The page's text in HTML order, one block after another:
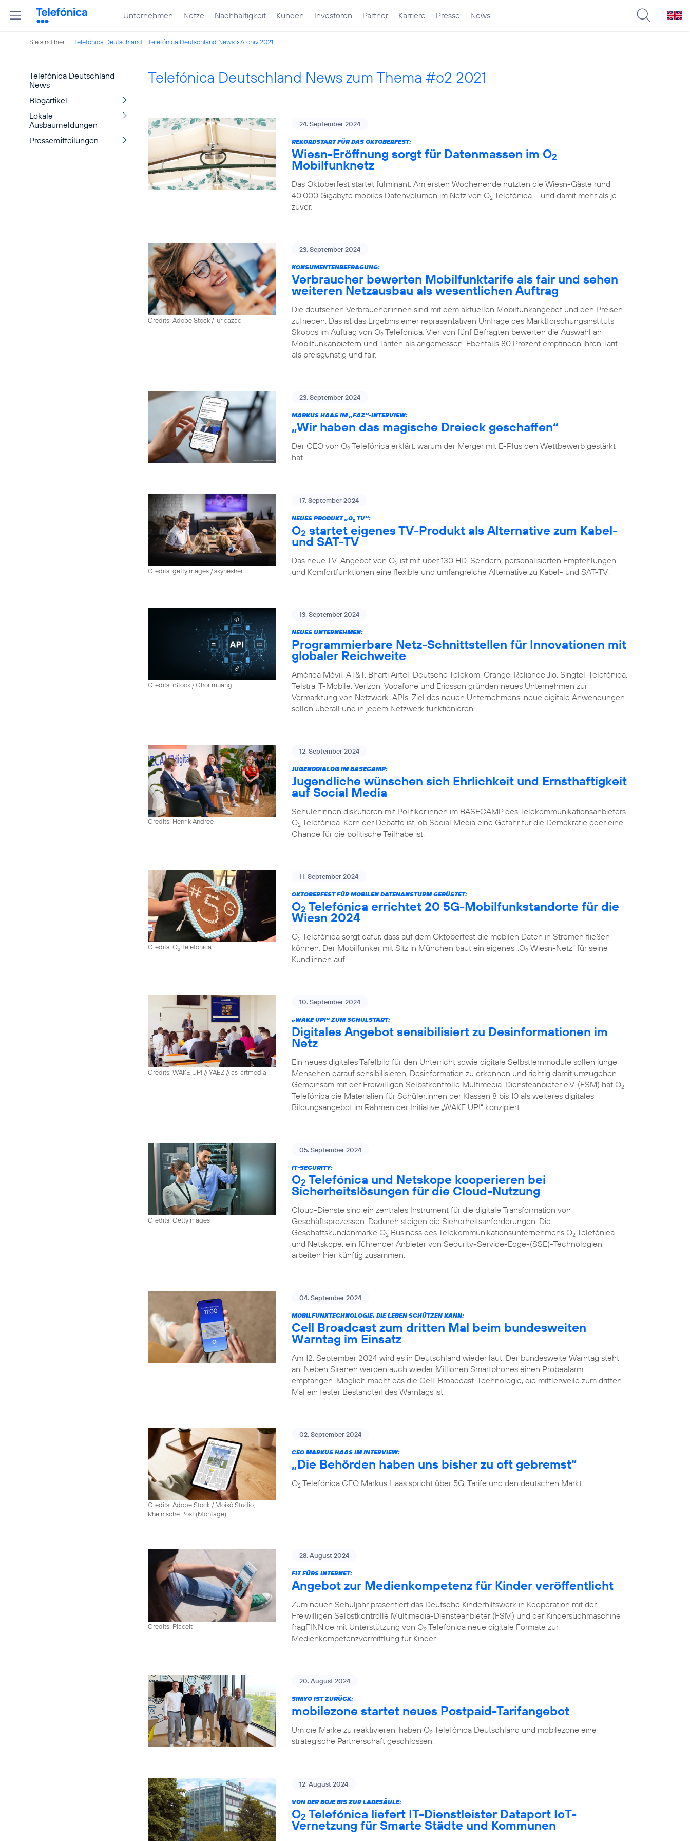
Unternehmen Netze Nachhaltigkeit Kunden Investoren Partner Karriere Presse News
Sie sind hier: Telefónica Deutschland Telefónica Deutschland News Archiv 2021
Telefónica Deutschland
News
Blogartikel
Lokale
Ausbaumeldungen
Pressemitteilungen
Telefónica Deutschland News zum Thema #o2 2021
24. September 2024
REKORDSTART FÜR DAS OKTOBERFEST:
Wiesn-Eröffnung sorgt für Datenmassen im O2
Mobilfunknetz
Das Oktoberfest startet fulminant: Am ersten Wochenende nutzten die Wiesn-Gäste rund
40.000 Gigabyte mobiles Datenvolumen im Netz von O2 Telefónica – und damit mehr als je
zuvor.
Credits: Adobe Stock / iuricazac
23. September 2024
KONSUMENTENBEFRAGUNG:
Verbraucher bewerten Mobilfunktarife als fair und sehen
weiteren Netzausbau als wesentlichen Auftrag
Die deutschen Verbraucher:innen sind mit dem aktuellen Mobilfunkangebot und den Preisen
zufrieden. Das ist das Ergebnis einer repräsentativen Umfrage des Marktforschungsinstituts
Skopos im Auftrag von O2 Telefónica. Vier von fünf Befragten bewerten die Auswahl an
Mobilfunkanbietern und Tarifen als angemessen. Ebenfalls 80 Prozent empfinden ihren Tarif
als preisgünstig und fair.
23. September 2024
MARKUS HAAS IM „FAZ“-INTERVIEW:
„Wir haben das magische Dreieck geschaffen“
Der CEO von O2 Telefónica erklärt, warum der Merger mit E-Plus den Wettbewerb gestärkt
hat
Credits: gettyimages / skynesher
17. September 2024
NEUES PRODUKT „O2 TV“:
O2 startet eigenes TV-Produkt als Alternative zum Kabel-
und SAT-TV
Das neue TV-Angebot von O2 ist mit über 130 HD-Sendern, personalisierten Empfehlungen
und Komfortfunktionen eine flexible und umfangreiche Alternative zu Kabel- und SAT-TV.
Credits: iStock / Chor muang
13. September 2024
NEUES UNTERNEHMEN:
Programmierbare Netz-Schnittstellen für Innovationen mit
globaler Reichweite
América Móvil, AT&T, Bharti Airtel, Deutsche Telekom, Orange, Reliance Jio, Singtel, Telefónica,
Telstra, T-Mobile, Verizon, Vodafone und Ericsson gründen neues Unternehmen zur
Vermarktung von Netzwerk-APIs. Ziel des neuen Unternehmens: neue digitale Anwendungen
sollen überall und in jedem Netzwerk funktionieren.
Credits: Henrik Andree
12. September 2024
JUGENDDIALOG IM BASECAMP:
Jugendliche wünschen sich Ehrlichkeit und Ernsthaftigkeit
auf Social Media
Schüler:innen diskutieren mit Politiker:innen im BASECAMP des Telekommunikationsanbieters
O2 Telefónica. Kern der Debatte ist, ob Social Media eine Gefahr für die Demokratie oder eine
Chance für die politische Teilhabe ist.
Credits: O2Telefónica
11. September 2024
OKTOBERFEST FÜR MOBILEN DATENANSTURM GERÜSTET:
O2 Telefónica errichtet 20 5G-Mobilfunkstandorte für die
Wiesn 2024
O2 Telefónica sorgt dafür, dass auf dem Oktoberfest die mobilen Daten in Strömen fließen
können. Der Mobilfunker mit Sitz in München baut ein eigenes „O2 Wiesn-Netz“ für seine
Kund:innen auf.
Credits: WAKE UP! // YAEZ // as-artmedia
10. September 2024
„WAKE UP!“ ZUM SCHULSTART:
Digitales Angebot sensibilisiert zu Desinformationen im
Netz
Ein neues digitales Tafelbild für den Unterricht sowie digitale Selbstlernmodule sollen junge
Menschen darauf sensibilisieren, Desinformation zu erkennen und richtig damit umzugehen.
Gemeinsam mit der Freiwilligen Selbstkontrolle Multimedia-Diensteanbieter e.V. (FSM) hat O2
Telefónica die Materialien für Schüler:innen der Klassen 8 bis 10 als weiteres digitales
Bildungsangebot im Rahmen der Initiative „WAKE UP!“ konzipiert.
Credits: Gettyimages
05. September 2024
IT-SECURITY:
O2 Telefónica und Netskope kooperieren bei
Sicherheitslösungen für die Cloud-Nutzung
Cloud-Dienste sind ein zentrales Instrument für die digitale Transformation von
Geschäftsprozessen. Dadurch steigen die Sicherheitsanforderungen. Die
Geschäftskundenmarke O2 Business des Telekommunikationsunternehmens O2 Telefónica
und Netskope, ein führender Anbieter von Security-Service-Edge-(SSE)-Technologien,
arbeiten hier künftig zusammen.
04. September 2024
MOBILFUNKTECHNOLOGIE, DIE LEBEN SCHÜTZEN KANN:
Cell Broadcast zum dritten Mal beim bundesweiten
Warntag im Einsatz
Am 12. September 2024 wird es in Deutschland wieder laut: Der bundesweite Warntag steht
an. Neben Sirenen werden auch wieder Millionen Smartphones einen Probealarm
empfangen. Möglich macht das die Cell-Broadcast-Technologie, die mittlerweile zum dritten
Mal ein fester Bestandteil des Warntags ist.
Credits: Adobe Stock / Moixó Studio,
Rheinische Post (Montage)
02. September 2024
CEO MARKUS HAAS IM INTERVIEW:
„Die Behörden haben uns bisher zu oft gebremst“
O2 Telefónica CEO Markus Haas spricht über 5G, Tarife und den deutschen Markt
Credits: Placeit
28. August 2024
FIT FÜRS INTERNET:
Angebot zur Medienkompetenz für Kinder veröffentlicht
Zum neuen Schuljahr präsentiert das Deutsche Kinderhilfswerk in Kooperation mit der
Freiwilligen Selbstkontrolle Multimedia-Diensteanbieter (FSM) und der Kindersuchmaschine
fragFINN.de mit Unterstützung von O2 Telefónica neue digitale Formate zur
Medienkompetenzvermittlung für Kinder.
20. August 2024
SIMYO IST ZURÜCK:
mobilezone startet neues Postpaid-Tarifangebot
Um die Marke zu reaktivieren, haben O2 Telefónica Deutschland und mobilezone eine
strategische Partnerschaft geschlossen.
12. August 2024
VON DER BOJE BIS ZUR LADESÄULE:
O2 Telefónica liefert IT-Dienstleister Dataport IoT-
Vernetzung für Smarte Städte und Kommunen